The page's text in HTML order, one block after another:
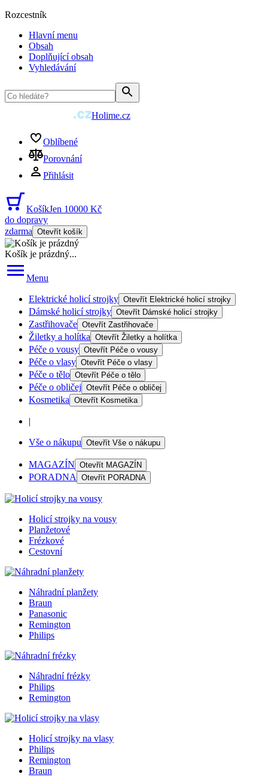
Rozcestník
Hlavní menu
Obsah
Doplňující obsah
Vyhledávání
Holime.cz
Oblíbené
Porovnání
Přihlásit
KošíkJen 10000 Kč
do dopravy
zdarma Otevřít košík
Košík je prázdný...
Menu
Elektrické holicí strojky Otevřít Elektrické holicí strojky
Dámské holicí strojky Otevřít Dámské holicí strojky
Zastřihovače Otevřít Zastřihovače
Žiletky a holítka Otevřít Žiletky a holítka
Péče o vousy Otevřít Péče o vousy
Péče o vlasy Otevřít Péče o vlasy
Péče o tělo Otevřít Péče o tělo
Péče o obličej Otevřít Péče o obličej
Kosmetika Otevřít Kosmetika
|
Vše o nákupu Otevřít Vše o nákupu
MAGAZÍN Otevřít MAGAZÍN
PORADNA Otevřít PORADNA
Holicí strojky na vousy
Planžetové
Frézkové
Cestovní
Náhradní planžety
Braun
Panasonic
Remington
Philips
Náhradní frézky
Philips
Remington
Holicí strojky na vlasy
Philips
Remington
Braun